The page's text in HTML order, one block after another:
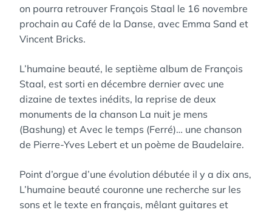
on pourra retrouver François Staal le 16 novembre
prochain au Café de la Danse, avec Emma Sand et
Vincent Bricks.
L’humaine beauté, le septième album de François
Staal, est sorti en décembre dernier avec une
dizaine de textes inédits, la reprise de deux
monuments de la chanson La nuit je mens
(Bashung) et Avec le temps (Ferré)… une chanson
de Pierre-Yves Lebert et un poème de Baudelaire.
Point d’orgue d’une évolution débutée il y a dix ans,
L’humaine beauté couronne une recherche sur les
sons et le texte en français, mêlant guitares et